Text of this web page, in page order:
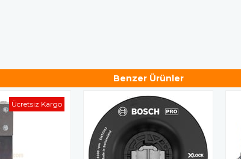
Benzer Ürünler
Ücretsiz Kargo